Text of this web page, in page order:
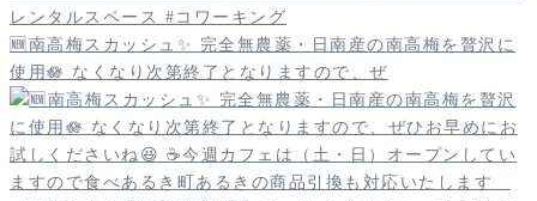
🆕南高梅スカッシュ✨️ 完全無農薬・日南産の南高梅を贅沢に
使用🪷 なくなり次第終了となりますので、ぜ